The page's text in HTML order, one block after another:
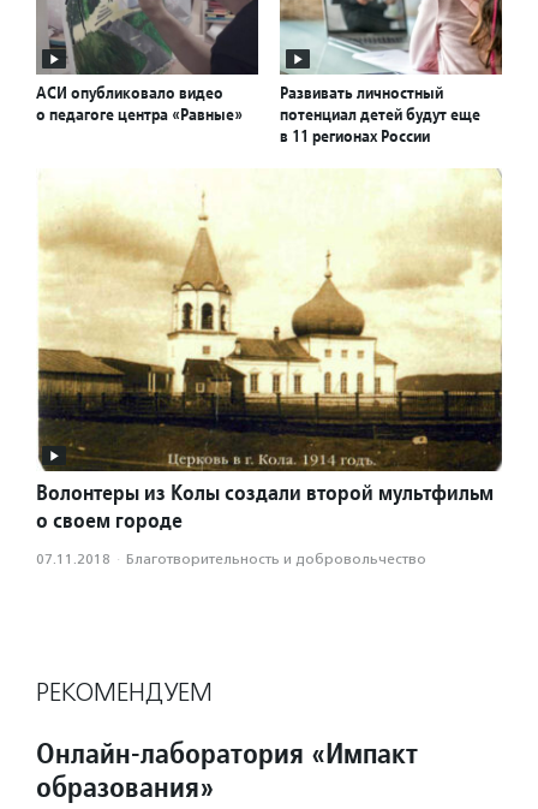
АСИ опубликовало видео
о педагоге центра «Равные»
Развивать личностный
потенциал детей будут еще
в 11 регионах России
Волонтеры из Колы создали второй мультфильм
о своем городе
07.11.2018 · Благотвори­тель­ность и доброволь­чест­во
РЕКОМЕНДУЕМ
Онлайн-лаборатория «Импакт
образования»